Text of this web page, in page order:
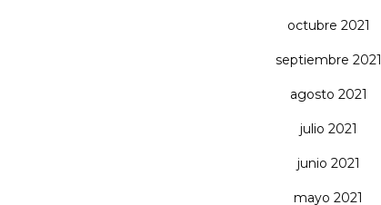
octubre 2021
septiembre 2021
agosto 2021
julio 2021
junio 2021
mayo 2021